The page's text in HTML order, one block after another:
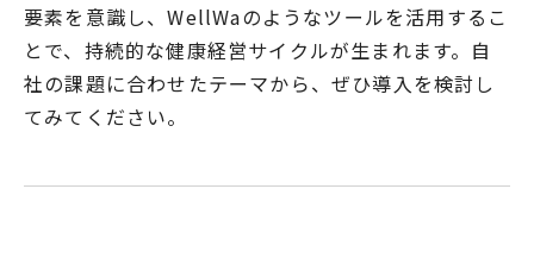
要素を意識し、WellWaのようなツールを活用するこ
とで、持続的な健康経営サイクルが生まれます。自
社の課題に合わせたテーマから、ぜひ導入を検討し
てみてください。